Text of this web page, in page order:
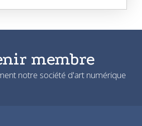
membre
notre société d'art numérique